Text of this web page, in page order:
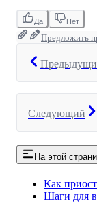
Да Нет
Предложить
Следующий
На этой
Как
Шаги для